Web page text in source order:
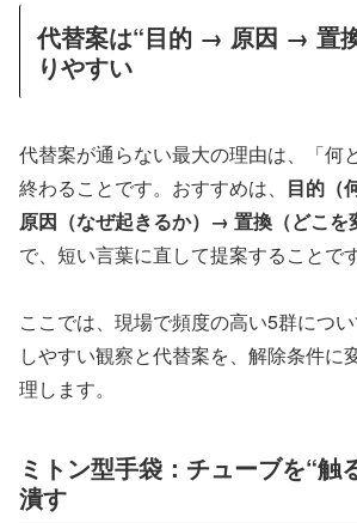
代替案は“目的 → 原因 → 置
りやすい
代替案が通らない最大の理由は、「何
終わることです。おすすめは、 目的（
原因（なぜ起きるか）→ 置換（どこを
で、短い言葉に直して提案することです
ここでは、現場で頻度の高い5群につ
しやすい観察と代替案を、解除条件に
理します。
ミトン型手袋：チューブを“触
潰す